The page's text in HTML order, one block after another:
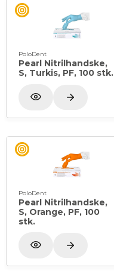
PoloDent
Pearl Nitrilhandske,
S, Turkis, PF, 100 stk.
PoloDent
Pearl Nitrilhandske,
S, Orange, PF, 100
stk.